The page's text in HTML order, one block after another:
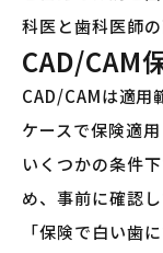
科医と歯科医師
CAD/CAM
CAD/CAMは適用
ケースで保険適
いくつかの条件
め、事前に確認
「保険で白い歯